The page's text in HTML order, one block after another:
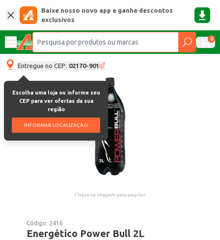
Baixe nosso novo app e ganhe descontos
exclusivos
0
Entregue no CEP: 02170-901
Escolha uma loja ou informe seu
CEP para ver ofertas da sua
região
INFORMAR LOCALIZAÇÃO
Clique na imagem para ampliar.
Código: 2416
Energético Power Bull 2L